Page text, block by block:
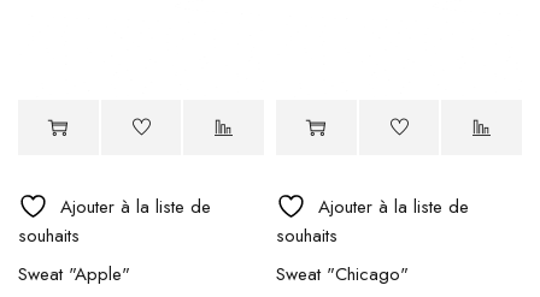
Ajouter à la liste de
souhaits
Sweat "Apple"
Ajouter à la liste de
souhaits
Sweat "Chicago"